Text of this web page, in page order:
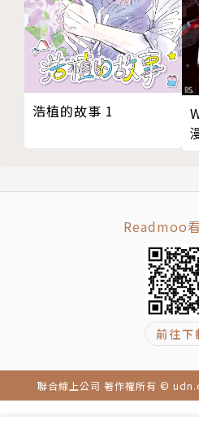
浩植的故事 1
Readmoo
前往下
聯合線上公司 著作權所有 ©